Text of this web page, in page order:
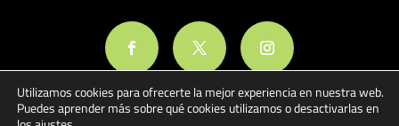
Utilizamos cookies para ofrecerte la mejor experiencia en nuestra web.
Puedes aprender más sobre qué cookies utilizamos o desactivarlas en